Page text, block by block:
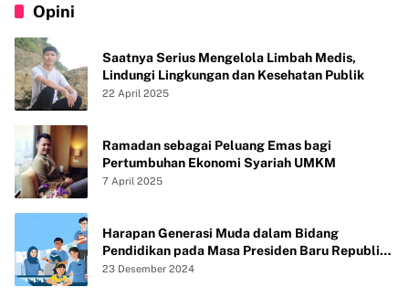
Opini
Saatnya Serius Mengelola Limbah Medis,
Lindungi Lingkungan dan Kesehatan Publik
22 April 2025
Ramadan sebagai Peluang Emas bagi
Pertumbuhan Ekonomi Syariah UMKM
7 April 2025
Harapan Generasi Muda dalam Bidang
Pendidikan pada Masa Presiden Baru Republik
Indonesia
23 Desember 2024